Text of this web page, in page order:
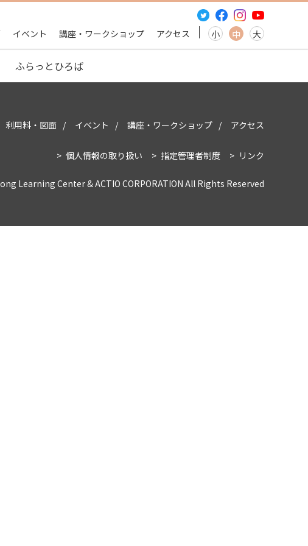
イベント 講座・ワークショップ アクセス 小 中 大
ふらっとひろば
利用料・図面 イベント 講座・ワークショップ アクセス
個人情報の取り扱い 指定管理者制度 リンク
Learning Center & ACTIO CORPORATION All Rights Reserved